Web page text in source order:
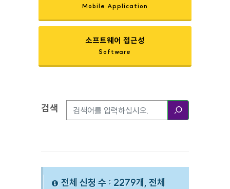
Mobile Application
소프트웨어 접근성
Software
검색옵션
검색
전체 신청 수 : 2279개, 전체